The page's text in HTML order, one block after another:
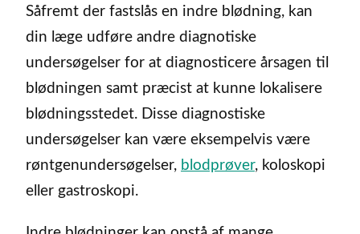
Såfremt der fastslås en indre blødning, kan
din læge udføre andre diagnotiske
undersøgelser for at diagnosticere årsagen til
blødningen samt præcist at kunne lokalisere
blødningsstedet. Disse diagnostiske
undersøgelser kan være eksempelvis være
røntgenundersøgelser, blodprøver, koloskopi
eller gastroskopi.